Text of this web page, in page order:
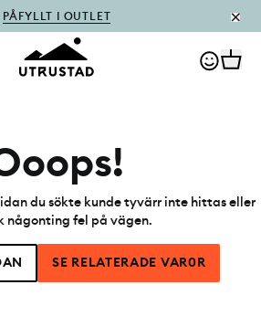
PÅFYLLT I OUTLET
du sökte kunde tyvärr inte hittas eller
någonting fel på vägen.
SE RELATERADE VAR0R